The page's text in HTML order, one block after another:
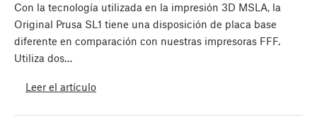
Con la tecnología utilizada en la impresión 3D MSLA, la
Original Prusa SL1 tiene una disposición de placa base
diferente en comparación con nuestras impresoras FFF.
Utiliza dos…
Leer el artículo